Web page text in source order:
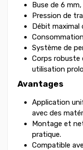
Buse de 6
Pression de
Débit maximal
Système de
Corps robuste
utilisation
Avantages
Application
avec des
Montage et
pratique.
Compatible